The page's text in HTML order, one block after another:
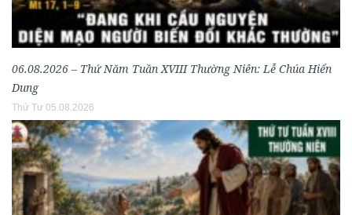
06.08.2026 – Thứ Năm Tuần XVIII Thường Niên: Lễ Chúa Hiển
Dung
Thứ Tư 05.08.2026